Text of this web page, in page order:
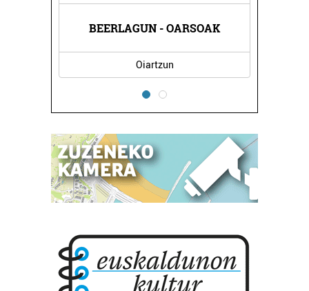
BEERLAGUN - OARSOAK
Oiartzun